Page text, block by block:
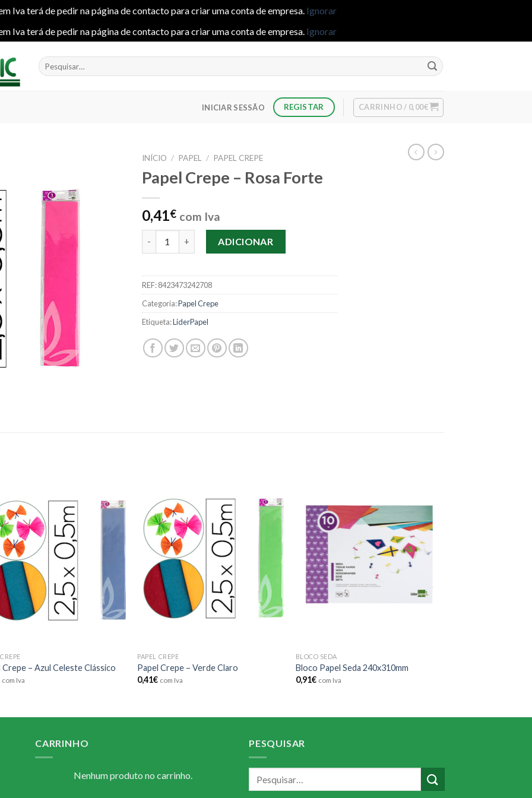
Iva terá de pedir na página de contacto para criar uma conta de empresa. Ignorar
Iva terá de pedir na página de contacto para criar uma conta de empresa. Ignorar
Pesquisar
por:
INICIAR SESSÃO REGISTAR CARRINHO / 0,00€
INÍCIO / PAPEL / PAPEL CREPE
Papel Crepe – Rosa Forte
0,41€ com Iva
ADICIONAR
REF:8423473242708
Categoria:Papel Crepe
Etiqueta:LiderPapel
Crepe – Azul Celeste Clássico
com Iva
PAPEL CREPE
Papel Crepe – Verde Claro
0,41€ com Iva
Add to
wishlist
BLOCO SEDA
Bloco Papel Seda 240x310mm
0,91€ com Iva
CARRINHO
Nenhum produto no carrinho.
PESQUISAR